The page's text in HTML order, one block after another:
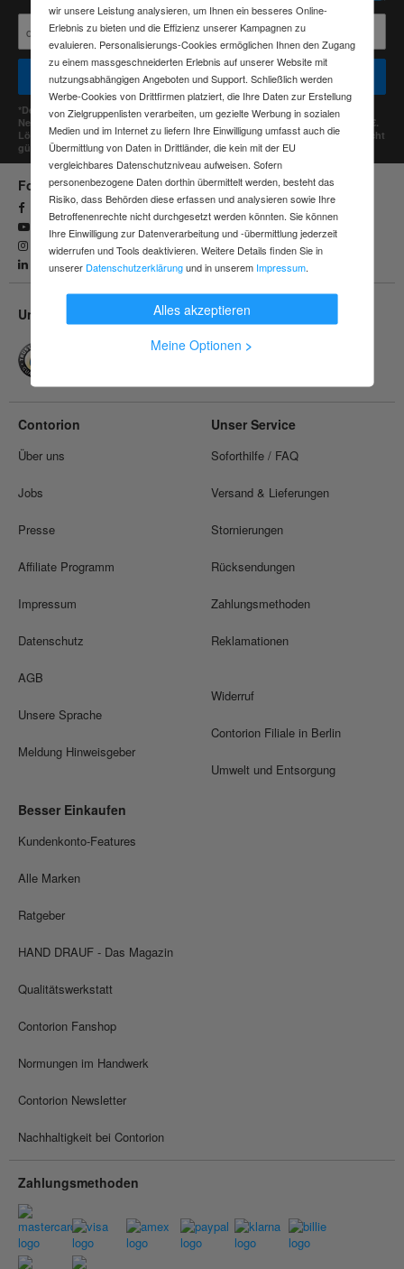
Für Geschäftskunden Für Privatkunden
*Deine persönlichen Daten werden vertraulich behandelt. Für deine
Newsletter-Anmeldung erhältst du einen 10 € Gutschein, einlösbar ab 120 €.
Löse ihn ein und erhalte dann einen 20 € Gutschein, einlösbar ab 250 €. Nicht
gültig für Produkte der Marke Mafell.
Folge uns
Facebook
YouTube
Instagram
Linkedin
Unsere Leistungen
Schnelle Lieferung
Contorion
Über uns
Jobs
Presse
Affiliate Programm
Impressum
Datenschutz
AGB
Unsere Sprache
Meldung Hinweisgeber
Unser Service
Soforthilfe / FAQ
Versand & Lieferungen
Stornierungen
Rücksendungen
Zahlungsmethoden
Reklamationen
Widerruf
Contorion Filiale in Berlin
Umwelt und Entsorgung
Besser Einkaufen
Kundenkonto-Features
Alle Marken
Ratgeber
HAND DRAUF - Das Magazin
Qualitätswerkstatt
Contorion Fanshop
Normungen im Handwerk
Contorion Newsletter
Nachhaltigkeit bei Contorion
Zahlungsmethoden
wir unsere Leistung analysieren, um Ihnen ein besseres Online-
Erlebnis zu bieten und die Effizienz unserer Kampagnen zu
evaluieren. Personalisierungs-Cookies ermöglichen Ihnen den Zugang
zu einem massgeschneiderten Erlebnis auf unserer Website mit
nutzungsabhängigen Angeboten und Support. Schließlich werden
Werbe-Cookies von Drittfirmen platziert, die Ihre Daten zur Erstellung
von Zielgruppenlisten verarbeiten, um gezielte Werbung in sozialen
Medien und im Internet zu liefern Ihre Einwilligung umfasst auch die
Übermittlung von Daten in Drittländer, die kein mit der EU
vergleichbares Datenschutzniveau aufweisen. Sofern
personenbezogene Daten dorthin übermittelt werden, besteht das
Risiko, dass Behörden diese erfassen und analysieren sowie Ihre
Betroffenenrechte nicht durchgesetzt werden könnten. Sie können
Ihre Einwilligung zur Datenverarbeitung und -übermittlung jederzeit
widerrufen und Tools deaktivieren. Weitere Details finden Sie in
unserer Datenschutzerklärungund in unserem Impressum.
Alles akzeptieren
Meine Optionen >